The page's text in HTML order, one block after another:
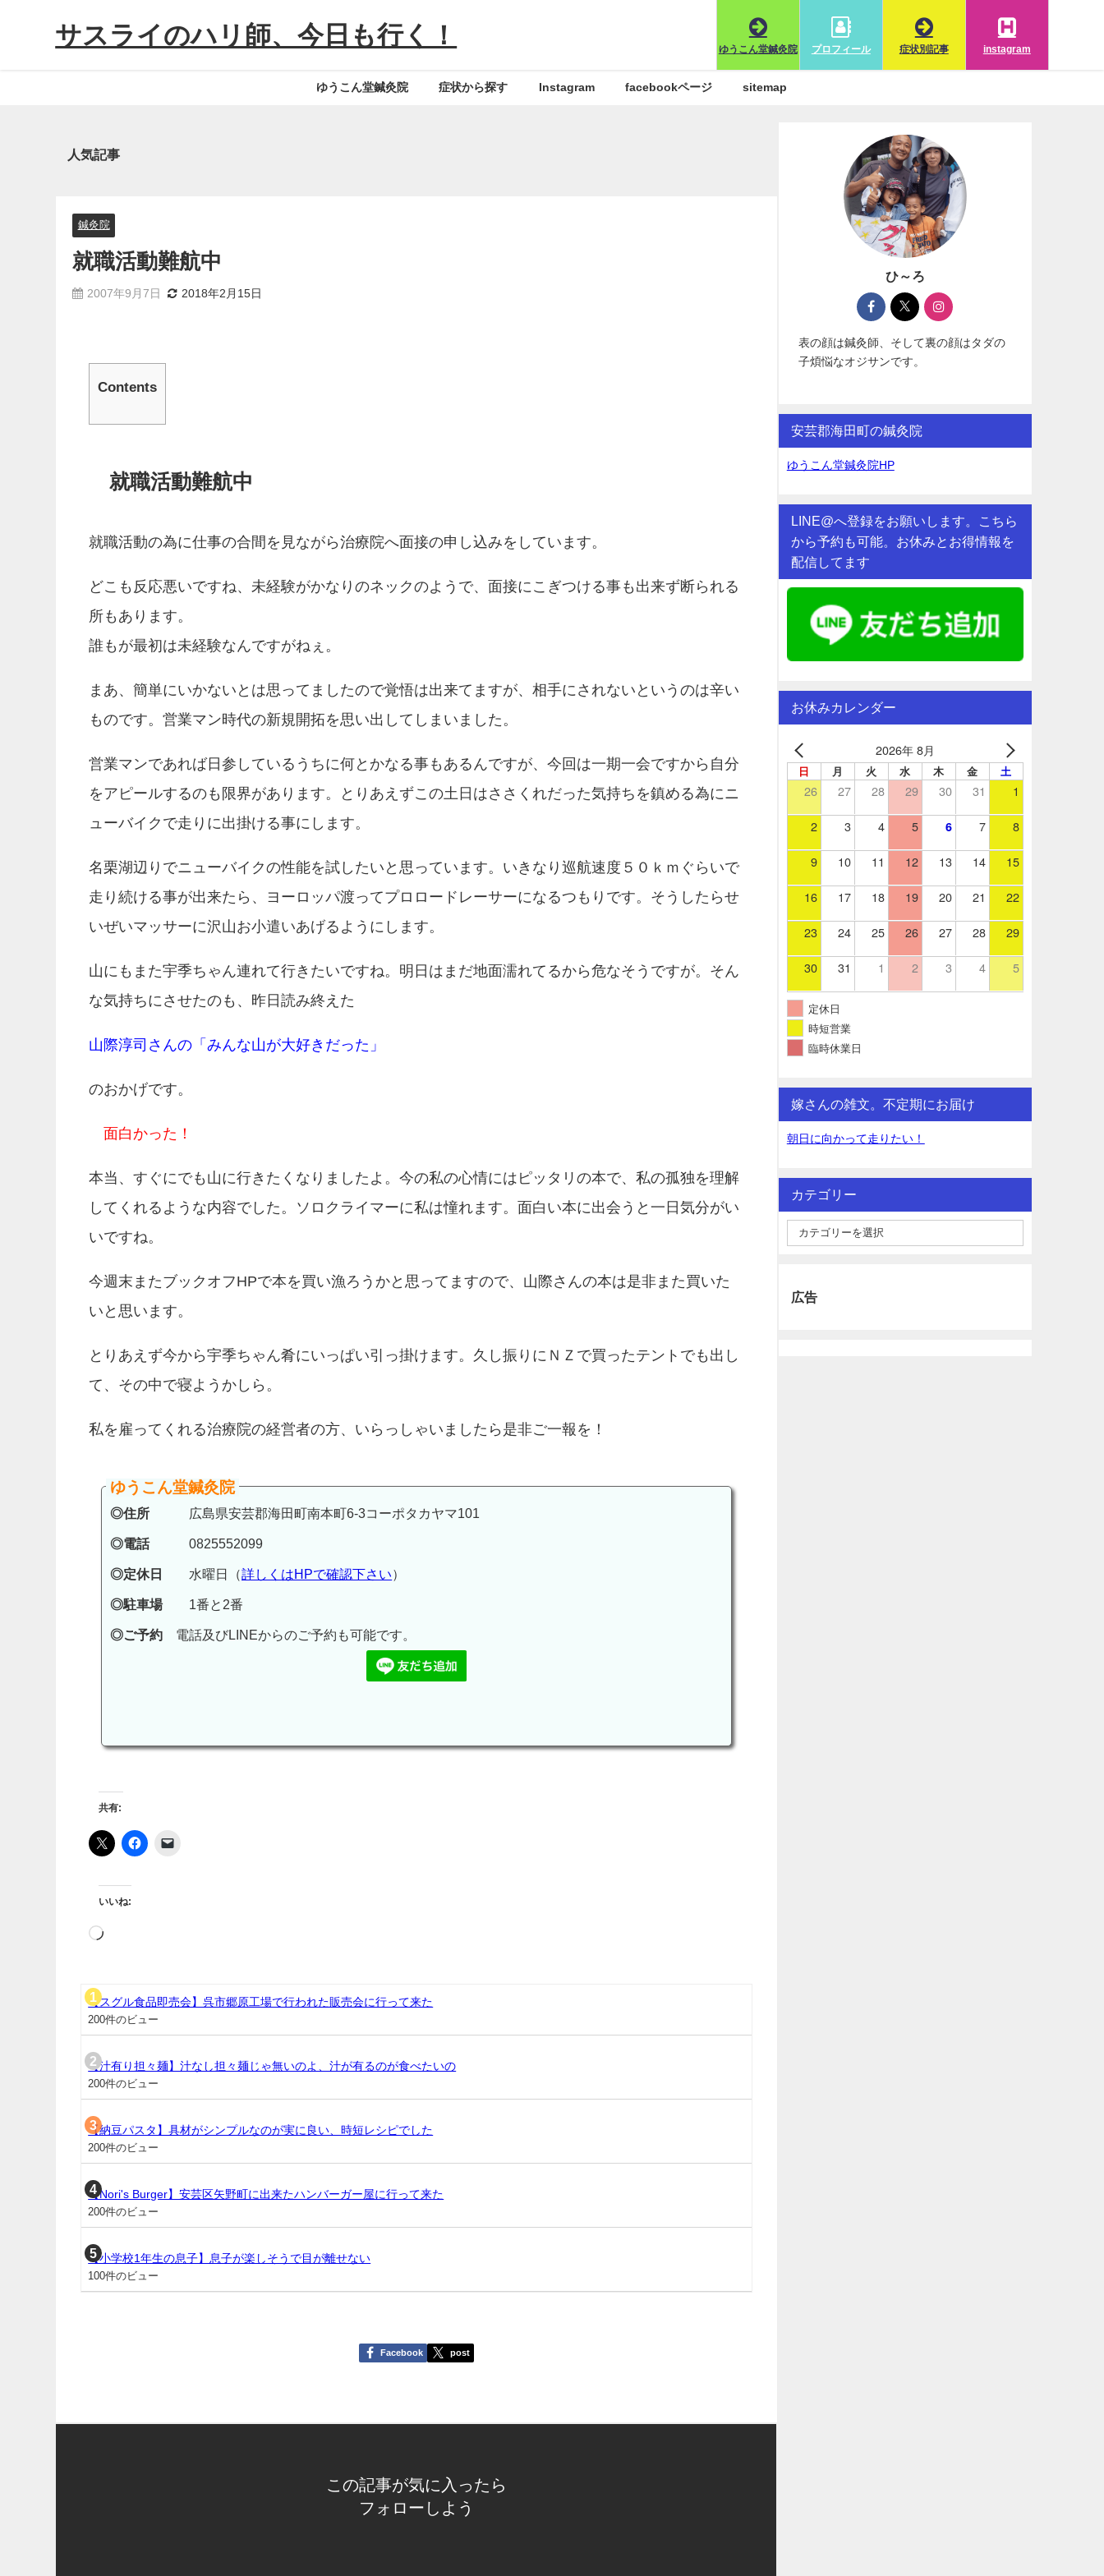
サスライのハリ師、今日も行く！
ゆうこん堂鍼灸院 プロフィール 症状別記事 instagram
ゆうこん堂鍼灸院 症状から探す Instagram facebookページ sitemap
人気記事
鍼灸院
就職活動難航中
2007年9月7日 2018年2月15日
Contents
就職活動難航中
就職活動の為に仕事の合間を見ながら治療院へ面接の申し込みをしています。
どこも反応悪いですね、未経験がかなりのネックのようで、面接にこぎつける事も出来ず断られる
所もあります。
誰もが最初は未経験なんですがねぇ。
まあ、簡単にいかないとは思ってましたので覚悟は出来てますが、相手にされないというのは辛い
ものです。営業マン時代の新規開拓を思い出してしまいました。
営業マンであれば日参しているうちに何とかなる事もあるんですが、今回は一期一会ですから自分
をアピールするのも限界があります。とりあえずこの土日はささくれだった気持ちを鎮める為にニ
ューバイクで走りに出掛ける事にします。
名栗湖辺りでニューバイクの性能を試したいと思っています。いきなり巡航速度５０ｋｍぐらいで
走り続ける事が出来たら、ヨーロッパ渡ってプロロードレーサーになるつもりです。そうしたらせ
いぜいマッサーに沢山お小遣いあげるようにします。
山にもまた宇季ちゃん連れて行きたいですね。明日はまだ地面濡れてるから危なそうですが。そん
な気持ちにさせたのも、昨日読み終えた
山際淳司さんの「みんな山が大好きだった」
のおかげです。
面白かった！
本当、すぐにでも山に行きたくなりましたよ。今の私の心情にはピッタリの本で、私の孤独を理解
してくれるような内容でした。ソロクライマーに私は憧れます。面白い本に出会うと一日気分がい
いですね。
今週末またブックオフHPで本を買い漁ろうかと思ってますので、山際さんの本は是非また買いた
いと思います。
とりあえず今から宇季ちゃん肴にいっぱい引っ掛けます。久し振りにＮＺで買ったテントでも出し
て、その中で寝ようかしら。
私を雇ってくれる治療院の経営者の方、いらっしゃいましたら是非ご一報を！
ゆうこん堂鍼灸院
◎住所 広島県安芸郡海田町南本町6-3コーポタカヤマ101
◎電話0825552099
◎定休日 水曜日（詳しくはHPで確認下さい）
◎駐車場1番と2番
◎ご予約 電話及びLINEからのご予約も可能です。
共有:
いいね:
【スグル食品即売会】呉市郷原工場で行われた販売会に行って来た
200件のビュー
【汁有り担々麺】汁なし担々麺じゃ無いのよ、汁が有るのが食べたいの
200件のビュー
【納豆パスタ】具材がシンプルなのが実に良い、時短レシピでした
200件のビュー
【Nori's Burger】安芸区矢野町に出来たハンバーガー屋に行って来た
200件のビュー
【小学校1年生の息子】息子が楽しそうで目が離せない
100件のビュー
Facebook post
この記事が気に入ったら
フォローしよう
ひ～ろ
表の顔は鍼灸師、そして裏の顔はタダの
子煩悩なオジサンです。
安芸郡海田町の鍼灸院
ゆうこん堂鍼灸院HP
LINE@へ登録をお願いします。こちら
から予約も可能。お休みとお得情報を
配信してます
お休みカレンダー
2026年 8月
日 月 火 水 木 金 土
26 27 28 29 30 31 1
2 3 4 5 6 7 8
9 10 11 12 13 14 15
16 17 18 19 20 21 22
23 24 25 26 27 28 29
30 31 1 2 3 4 5
定休日
時短営業
臨時休業日
嫁さんの雑文。不定期にお届け
朝日に向かって走りたい！
カテゴリー
広告